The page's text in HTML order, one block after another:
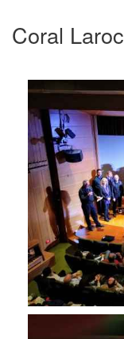
Coral Laroc